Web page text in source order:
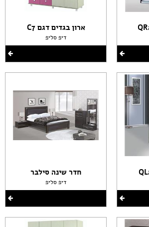
ארון בגדים דגם C7
דיפ סליפ
חדר שינה סילבר
דיפ סליפ